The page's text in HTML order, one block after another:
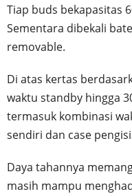
Tiap buds bekapasitas
Sementara dibekali
removable.
Di atas kertas
waktu standby hingga
termasuk kombinasi
sendiri dan case
Daya tahannya
masih mampu